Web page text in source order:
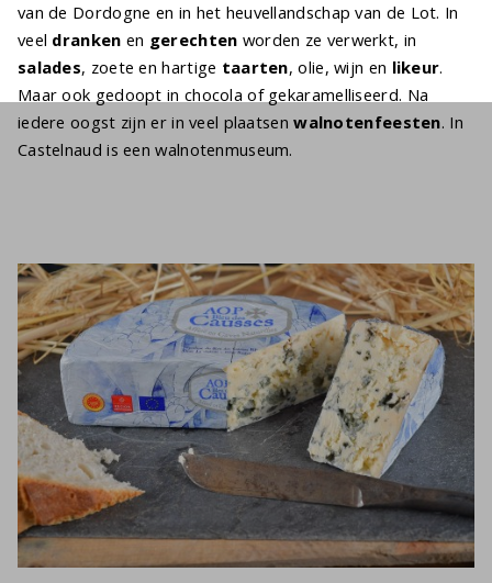
van de Dordogne en in het heuvellandschap van de Lot. In
veel dranken en gerechten worden ze verwerkt, in
salades, zoete en hartige taarten, olie, wijn en likeur.
Maar ook gedoopt in chocola of gekaramelliseerd. Na
iedere oogst zijn er in veel plaatsenwalnotenfeesten. In
Castelnaud is een walnotenmuseum.